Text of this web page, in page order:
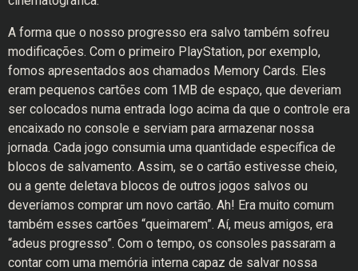
A forma que o nosso progresso era salvo também sofreu
modificações. Com o primeiro PlayStation, por exemplo,
fomos apresentados aos chamados Memory Cards. Eles
eram pequenos cartões com 1MB de espaço, que deveriam
ser colocados numa entrada logo acima da que o controle era
encaixado no console e serviam para armazenar nossa
jornada. Cada jogo consumia uma quantidade específica de
blocos de salvamento. Assim, se o cartão estivesse cheio,
ou a gente deletava blocos de outros jogos salvos ou
deveríamos comprar um novo cartão. Ah! Era muito comum
também esses cartões “queimarem”. Aí, meus amigos, era
“adeus progresso”. Com o tempo, os consoles passaram a
contar com uma memória interna capaz de salvar nossa